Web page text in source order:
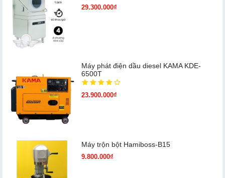
29.300.000₫
Máy phát điện dầu diesel KAMA KDE-
6500T
23.900.000₫
Máy trộn bột Hamiboss-B15
9.800.000₫